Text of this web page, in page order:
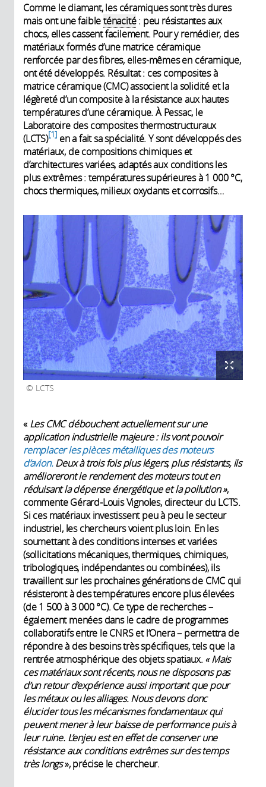
Comme le diamant, les céramiques sont très dures
mais ont une faibleténacité : peu résistantes aux
chocs, elles cassent facilement. Pour y remédier, des
matériaux formés d’une matrice céramique
renforcée par des fibres, elles-mêmes en céramique,
ont été développés. Résultat : ces composites à
matrice céramique (CMC) associent la solidité et la
légèreté d’un composite à la résistance aux hautes
températures d’une céramique. À Pessac, le
Laboratoire des composites thermostructuraux
(LCTS) 1 en a fait sa spécialité. Y sont développés des
matériaux, de compositions chimiques et
d’architectures variées, adaptés aux conditions les
plus extrêmes : températures supérieures à 1 000 °C,
chocs thermiques, milieux oxydants et corrosifs…
LCTS
« Les CMC débouchent actuellement sur une
application industrielle majeure : ils vont pouvoir
remplacer les pièces métalliques des moteurs
d’avion.Deux à trois fois plus légers, plus résistants, ils
amélioreront le rendement des moteurs tout en
réduisant la dépense énergétique et la pollution »,
commente Gérard-Louis Vignoles, directeur du LCTS.
Si ces matériaux investissent peu à peu le secteur
industriel, les chercheurs voient plus loin. En les
soumettant à des conditions intenses et variées
(sollicitations mécaniques, thermiques, chimiques,
tribologiques, indépendantes ou combinées), ils
travaillent sur les prochaines générations de CMC qui
résisteront à des températures encore plus élevées
(de 1 500 à 3 000 °C). Ce type de recherches –
également menées dans le cadre de programmes
collaboratifs entre le CNRS et l’Onera – permettra de
répondre à des besoins très spécifiques, tels que la
rentrée atmosphérique des objets spatiaux. « Mais
ces matériaux sont récents, nous ne disposons pas
d’un retour d’expérience aussi important que pour
les métaux ou les alliages. Nous devons donc
élucider tous les mécanismes fondamentaux qui
peuvent mener à leur baisse de performance puis à
leur ruine. L’enjeu est en effet de conserver une
résistance aux conditions extrêmes sur des temps
très longs», précise le chercheur.